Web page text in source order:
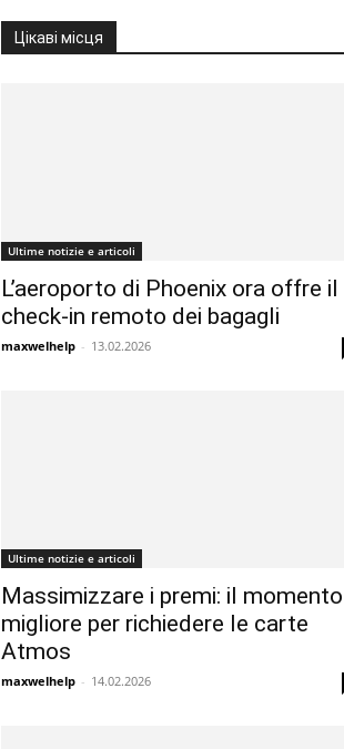
Цікаві місця
Ultime notizie e articoli
L’aeroporto di Phoenix ora offre il
check-in remoto dei bagagli
maxwelhelp - 13.02.2026
Ultime notizie e articoli
Massimizzare i premi: il momento
migliore per richiedere le carte
Atmos
maxwelhelp - 14.02.2026